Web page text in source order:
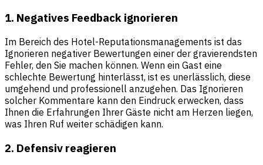
1. Negatives Feedback ignorieren
Im Bereich des Hotel-Reputationsmanagements ist das
Ignorieren negativer Bewertungen einer der gravierendsten
Fehler, den Sie machen können. Wenn ein Gast eine
schlechte Bewertung hinterlässt, ist es unerlässlich, diese
umgehend und professionell anzugehen. Das Ignorieren
solcher Kommentare kann den Eindruck erwecken, dass
Ihnen die Erfahrungen Ihrer Gäste nicht am Herzen liegen,
was Ihren Ruf weiter schädigen kann.
2. Defensiv reagieren